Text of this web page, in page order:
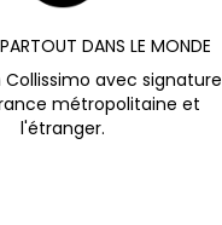
DANS LE MONDE
Collissimo avec signature
métropolitaine et
l'étranger.